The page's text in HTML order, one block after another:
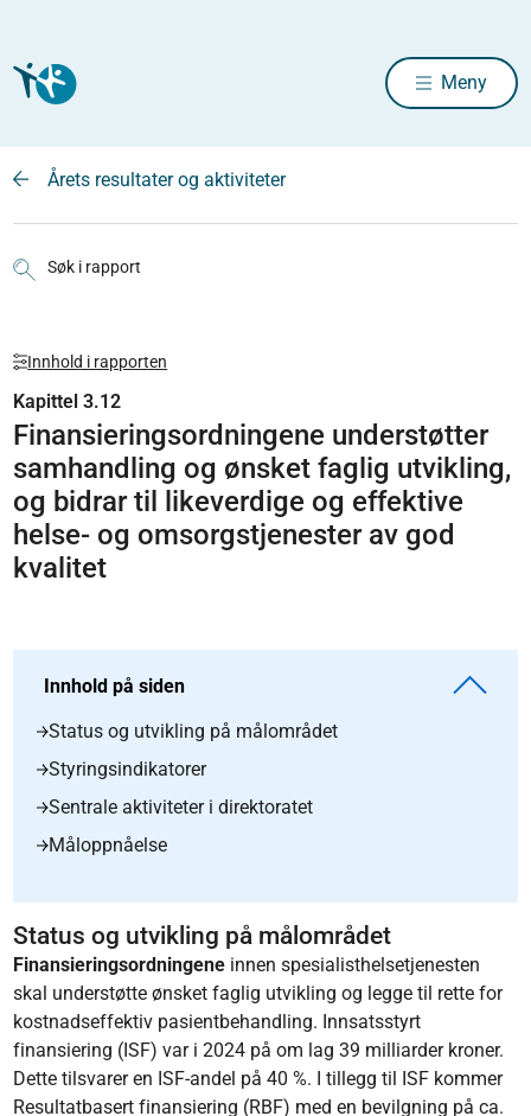
Meny
Årets resultater og aktiviteter
Søk i rapport
Innhold i rapporten
Kapittel 3.12
Finansieringsordningene understøtter
samhandling og ønsket faglig utvikling,
og bidrar til likeverdige og effektive
helse- og omsorgstjenester av god
kvalitet
Innhold på siden
Status og utvikling på målområdet
Styringsindikatorer
Sentrale aktiviteter i direktoratet
Måloppnåelse
Status og utvikling på målområdet
Finansieringsordningene innen spesialisthelsetjenesten
skal understøtte ønsket faglig utvikling og legge til rette for
kostnadseffektiv pasientbehandling. Innsatsstyrt
finansiering (ISF) var i 2024 på om lag 39 milliarder kroner.
Dette tilsvarer en ISF-andel på 40 %. I tillegg til ISF kommer
Resultatbasert finansiering (RBF) med en bevilgning på ca.